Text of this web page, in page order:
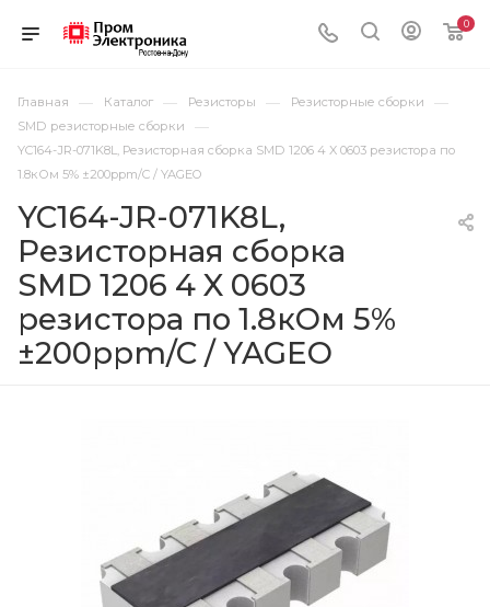
0
Главная — Каталог — Резисторы — Резисторные сборки —
SMD резисторные сборки —
YC164-JR-071K8L, Резисторная сборка SMD 1206 4 X 0603 резистора по
1.8кОм 5% ±200ppm/C / YAGEO
YC164-JR-071K8L,
Резисторная сборка
SMD 1206 4 X 0603
резистора по 1.8кОм 5%
±200ppm/C / YAGEO